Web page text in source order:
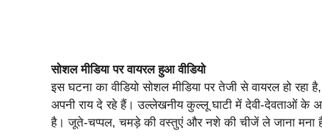
सोशल मीडिया पर वायरल हुआ वीडियो
इस घटना का वीडियो सोशल मीडिया पर तेजी से वायरल हो
अपनी राय दे रहे हैं। उल्लेखनीय कुल्लू घाटी में देवी-देवताओं के
है। जूते-चप्पल, चमड़े की वस्तुएं और नशे की चीजें ले जाना मना